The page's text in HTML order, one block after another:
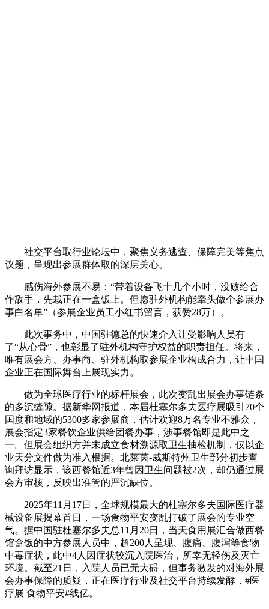
社交平台取行业论坛中，聚焦义务逃查、保障完美等焦点
议题，呈现出参展群体取的深层关心。
感伤海外参展不易：“带着设备飞十几个小时，没败给合
作敌手，先栽正在一盒饭上。但愿驻外机构能牵头做个参展办
事白名单”（参展企业员工小红书留言，获赞28万）。
此次事务中，中国驻德总的快速介入让受影响人员有
了“从心骨”，也彰显了驻外机构守护权益的职责担任。将来，
唯有展会方、办事商、驻外机构取参展企业构成合力，让中国
企业正在国际舞台上展现实力。
做为全球医疗行业的标杆展会，此次变乱出展会办事链条
的多沉缝隙。据新华网报道，本届杜塞尔多夫医疗展吸引70个
国度和地域的5300多家参展商，估计欢迎8万名专业不雅众，
展会指定3家餐饮企业供给团餐办事，涉事餐馆即是此中之
一。但展会组织方并未成立食材溯源取卫生抽检机制，仅以企
业天分文件做为准入根据。北莱茵-威斯特州卫生部分初步查
询拜访显示，该西餐馆近3年曾因卫生问题被2次，却仍通过展
会方审核，反映出准管的严沉缺位。
2025年11月17日，全球规模最大的杜塞尔多夫国际医疗器
械设备展揭幕首日，一场食物平安变乱打破了展会的专业空
气。据中国驻杜塞尔多夫总11月20日，当天食用展汇合做西餐
馆盒饭的中方参展人员中，超200人呈现、腹痛、腹泻等食物
中毒症状，此中4人因症状较沉入院医治，所幸无轻伤及灭亡
环境。截至21日，入院人员已无大碍，但事务激发的对海外展
会办事保障的质疑，正在医疗行业及社交平台持续发酵，#医
疗展 食物平安#线亿。